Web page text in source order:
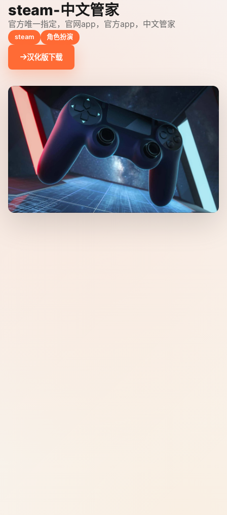
steam-中文管家
官方唯一指定，官网app，官方app，中文管家
steam 角色扮演
汉化版下载